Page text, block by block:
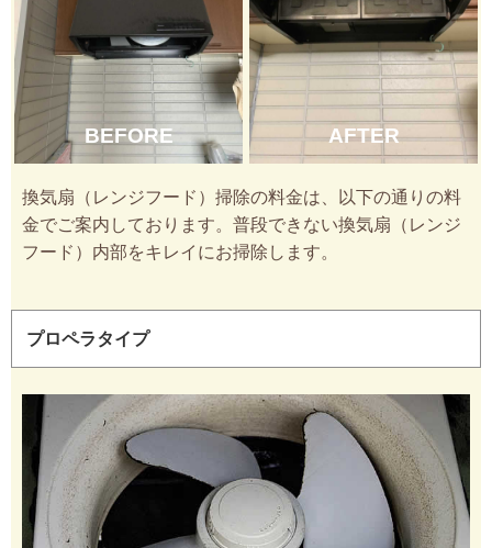
BEFORE AFTER
換気扇（レンジフード）掃除の料金は、以下の通りの料
金でご案内しております。普段できない換気扇（レンジ
フード）内部をキレイにお掃除します。
プロペラタイプ